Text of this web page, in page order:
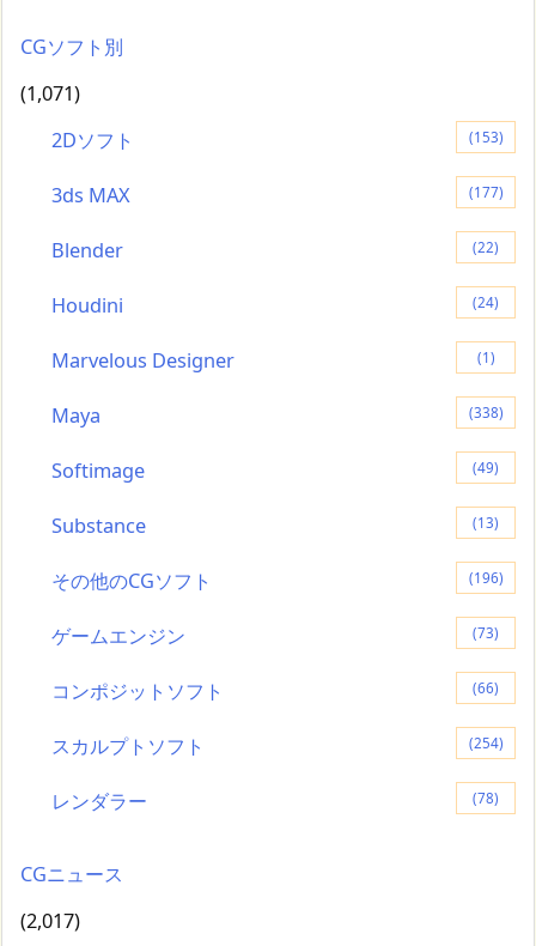
CGソフト別
(1,071)
2Dソフト
(153)
3ds MAX (177)
Blender (22)
Houdini (24)
Marvelous Designer (1)
Maya (338)
Softimage (49)
Substance (13)
その他のCGソフト (196)
ゲームエンジン (73)
コンポジットソフト (66)
スカルプトソフト (254)
レンダラー (78)
CGニュース
(2,017)